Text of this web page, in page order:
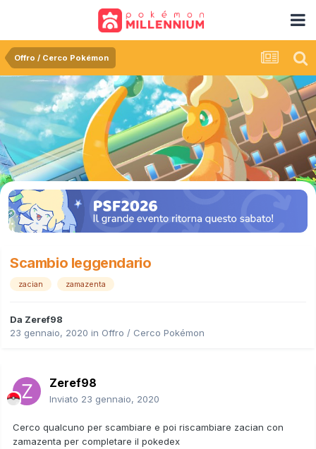
Offro / Cerco Pokémon
Scambio leggendario
zacian zamazenta
Da Zeref98
23 gennaio, 2020 in Offro / Cerco Pokémon
Zeref98
Inviato 23 gennaio, 2020
Cerco qualcuno per scambiare e poi riscambiare zacian con
zamazenta per completare il pokedex